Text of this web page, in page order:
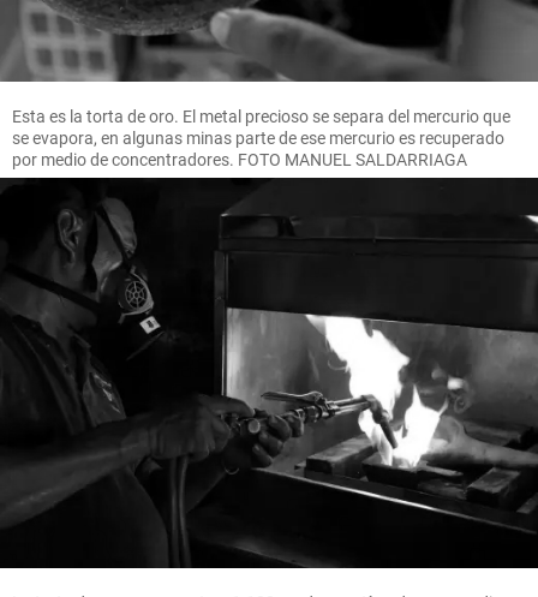
Esta es la torta de oro. El metal precioso se separa del mercurio que
se evapora, en algunas minas parte de ese mercurio es recuperado
por medio de concentradores. FOTO MANUEL SALDARRIAGA